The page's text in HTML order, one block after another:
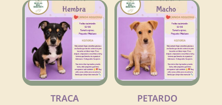
TRACA PETARDO